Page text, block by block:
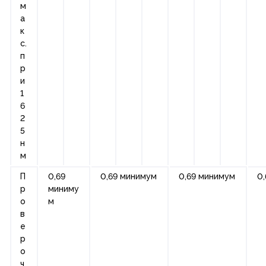
м
а
к
с.
п
р
и
1
6
2
5
н
м
П
р
о
в
е
р
о
ч
0,69
миниму
м
0,69 минимум 0,69 минимум